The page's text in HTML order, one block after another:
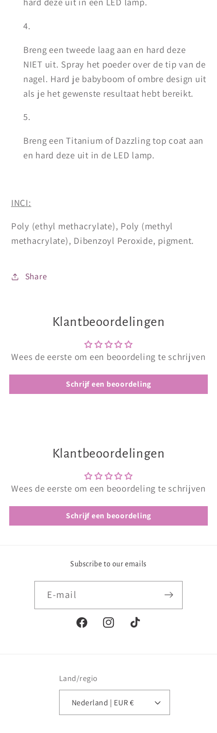
Breng een tweede laag aan en hard deze
NIET uit. Spray het poeder over de tip van de
nagel. Hard je babyboom of ombre design uit
als je het gewenste resultaat hebt bereikt.
Breng een Titanium of Dazzling top coat aan
en hard deze uit in de LED lamp.
INCI:
Poly (ethyl methacrylate), Poly (methyl
methacrylate), Dibenzoyl Peroxide, pigment.
Share
Klantbeoordelingen
Wees de eerste om een beoordeling te schrijven
Schrijf een beoordeling
Klantbeoordelingen
Wees de eerste om een beoordeling te schrijven
Schrijf een beoordeling
Subscribe to our emails
E‑mail
FacebookInstagramTikTok
Land/regio
Nederland | EUR €